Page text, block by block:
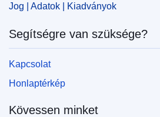
Jog | Adatok | Kiadványok
Segítségre van szüksége?
Kapcsolat
Honlaptérkép
Kövessen minket